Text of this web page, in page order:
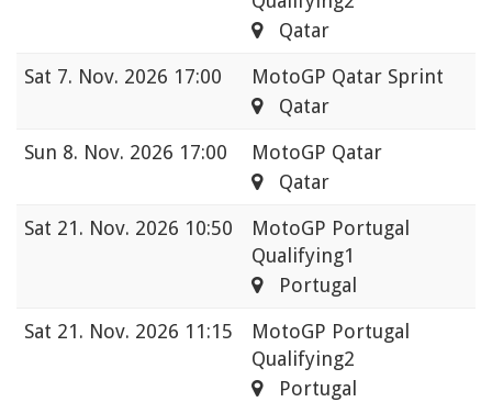
Qatar
Sat 7. Nov. 2026 17:00
MotoGP Qatar Sprint
Qatar
Sun 8. Nov. 2026 17:00
MotoGP Qatar
Qatar
Sat 21. Nov. 2026 10:50
MotoGP Portugal
Qualifying1
Portugal
Sat 21. Nov. 2026 11:15
MotoGP Portugal
Qualifying2
Portugal